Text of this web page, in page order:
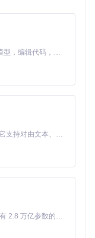
Claude Code 的开源替代方案。连接任意大模型，编辑代码，运行命令，自动验证 — 全自动执行。用 Rust 构建，极致性能。 ｜ An open-source alternative to Claude Code. Connect any LLM, edit code, run commands, and verify changes — autonomously. Built in Rust for speed. Get Started
MiniMax H3 是一个通用的全模态生成系统。它支持对由文本、图像、视频和音频组成的多模态上下文进行统一理解，并能生成分辨率高达 2K、时长可达 15 秒的带原生立体声音频的视频。得益于面向任务泛化的系统设计，H3 在预训练阶段就已具备广泛的多模态上下文理解与生成能力，能够出色地执行复杂的多模态指令。
Kimi K3 是Kimi能力最强的模型：这是一个拥有 2.8 万亿参数的混合专家（MoE）模型，具备原生视觉理解能力，并支持 100 万 token 的上下文窗口。